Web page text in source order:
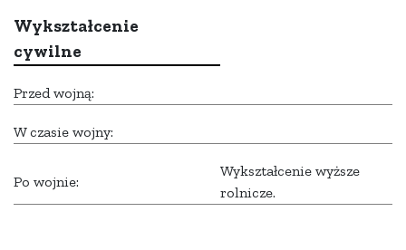
Wykształcenie
cywilne
Przed wojną:
W czasie wojny:
Po wojnie:
Wykształcenie wyższe
rolnicze.